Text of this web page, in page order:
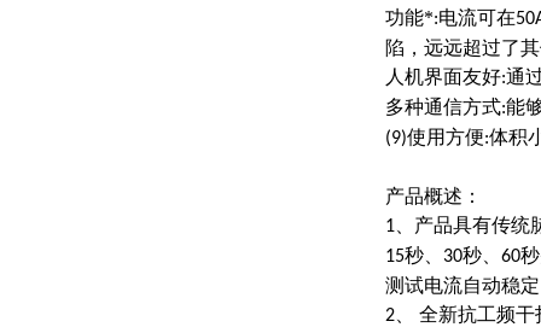
功能*:电流可在
陷，远远超过了
人机界面友好:通
多种通信方式:能
(9)使用方便:体积
产品概述：
1 、产品具有传
15秒、 30秒、 60
测试电流自动稳
2 全新抗工频干